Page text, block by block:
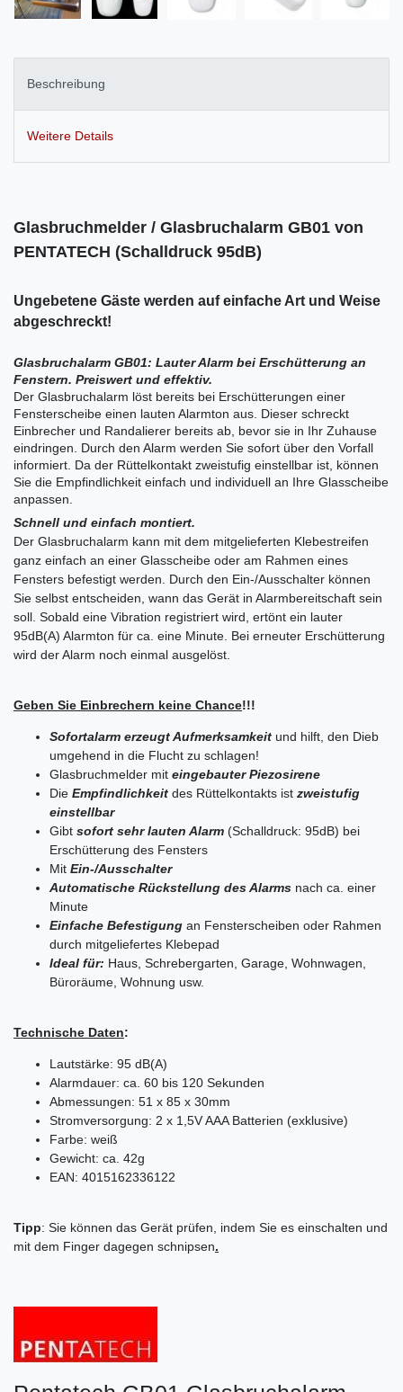
Beschreibung
Weitere Details
Glasbruchmelder / Glasbruchalarm GB01 von
PENTATECH (Schalldruck 95dB)
Ungebetene Gäste werden auf einfache Art und Weise
abgeschreckt!
Glasbruchalarm GB01: Lauter Alarm bei Erschütterung an
Fenstern. Preiswert und effektiv.
Der Glasbruchalarm löst bereits bei Erschütterungen einer
Fensterscheibe einen lauten Alarmton aus. Dieser schreckt
Einbrecher und Randalierer bereits ab, bevor sie in Ihr Zuhause
eindringen. Durch den Alarm werden Sie sofort über den Vorfall
informiert. Da der Rüttelkontakt zweistufig einstellbar ist, können
Sie die Empfindlichkeit einfach und individuell an Ihre Glasscheibe
anpassen.
Schnell und einfach montiert.
Der Glasbruchalarm kann mit dem mitgelieferten Klebestreifen
ganz einfach an einer Glasscheibe oder am Rahmen eines
Fensters befestigt werden. Durch den Ein-/Ausschalter können
Sie selbst entscheiden, wann das Gerät in Alarmbereitschaft sein
soll. Sobald eine Vibration registriert wird, ertönt ein lauter
95dB(A) Alarmton für ca. eine Minute. Bei erneuter Erschütterung
wird der Alarm noch einmal ausgelöst.
Geben Sie Einbrechern keine Chance!!!
Sofortalarm erzeugt Aufmerksamkeit und hilft, den Dieb
umgehend in die Flucht zu schlagen!
Glasbruchmelder mit eingebauter Piezosirene
Die Empfindlichkeit des Rüttelkontakts ist zweistufig
einstellbar
Gibt sofort sehr lauten Alarm (Schalldruck: 95dB) bei
Erschütterung des Fensters
Mit Ein-/Ausschalter
Automatische Rückstellung des Alarms nach ca. einer
Minute
Einfache Befestigung an Fensterscheiben oder Rahmen
durch mitgeliefertes Klebepad
Ideal für: Haus, Schrebergarten, Garage, Wohnwagen,
Büroräume, Wohnung usw.
Technische Daten:
Lautstärke: 95 dB(A)
Alarmdauer: ca. 60 bis 120 Sekunden
Abmessungen: 51 x 85 x 30mm
Stromversorgung: 2 x 1,5V AAA Batterien (exklusive)
Farbe: weiß
Gewicht: ca. 42g
EAN: 4015162336122
Tipp: Sie können das Gerät prüfen, indem Sie es einschalten und
mit dem Finger dagegen schnipsen.